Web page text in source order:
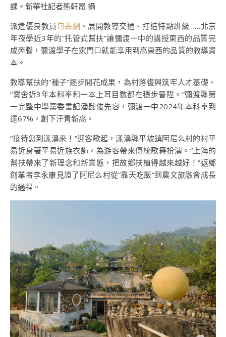
課。新華社記者熊軒昂 攝
派遣優良教員包養網 、展開教導交通、打造特點班級……北京
年夜學近3年的“托管式幫扶”讓彌渡一中的講授東西的品質完
成奔騰，彌渡學子在家門口就能享用到高東西的品質的教導資
本。
教導幫扶的“種子”逐步開花成果，為村落復興筑牢人才基礎。
“黌舍近3年本科率和一本上耳目數都在穩步晉陞。”彌渡縣第
一完整中學黨委書記潘懿俊先容，彌渡一中2024年本科率到
達67%，創下汗青新高。
“接待您到漾濞來！”迎客歌起，漾濞縣平坡鎮阿尼么村的村平
易近身著平易近族衣飾，為游客帶來傳統歌舞扮演。“上海的
幫扶帶來了新理念和新業態，把故鄉扶植得越來越好！”返鄉
創業者李永康見證了阿尼么村從“靠天吃飯”到農文旅融會成長
的過程。